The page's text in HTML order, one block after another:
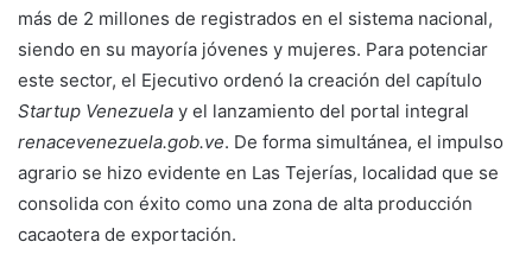
más de 2 millones de registrados en el sistema nacional,
siendo en su mayoría jóvenes y mujeres. Para potenciar
este sector, el Ejecutivo ordenó la creación del capítulo
Startup Venezuela y el lanzamiento del portal integral
renacevenezuela.gob.ve. De forma simultánea, el impulso
agrario se hizo evidente en Las Tejerías, localidad que se
consolida con éxito como una zona de alta producción
cacaotera de exportación.